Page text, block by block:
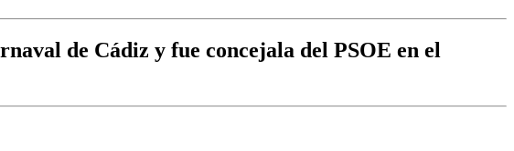
de Cádiz y fue concejala del PSOE en el